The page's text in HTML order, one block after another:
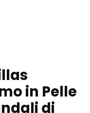
in Pelle
di